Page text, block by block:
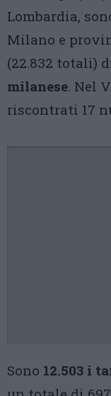
Lombardia,
Milano e
(22.832 totali)
milanese. Nel
riscontrati 17
Sono 12.503 i